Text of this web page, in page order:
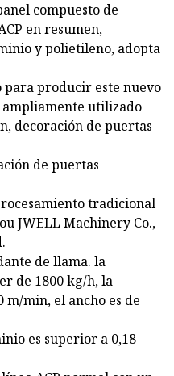
compuesto de
en resumen,
y polietileno, adopta
producir este nuevo
utilizado
decoración de puertas
de puertas
tradicional
JWELL Machinery Co.,
de llama. la
de 1800 kg/h, la
m/min, el ancho es de
es superior a 0,18